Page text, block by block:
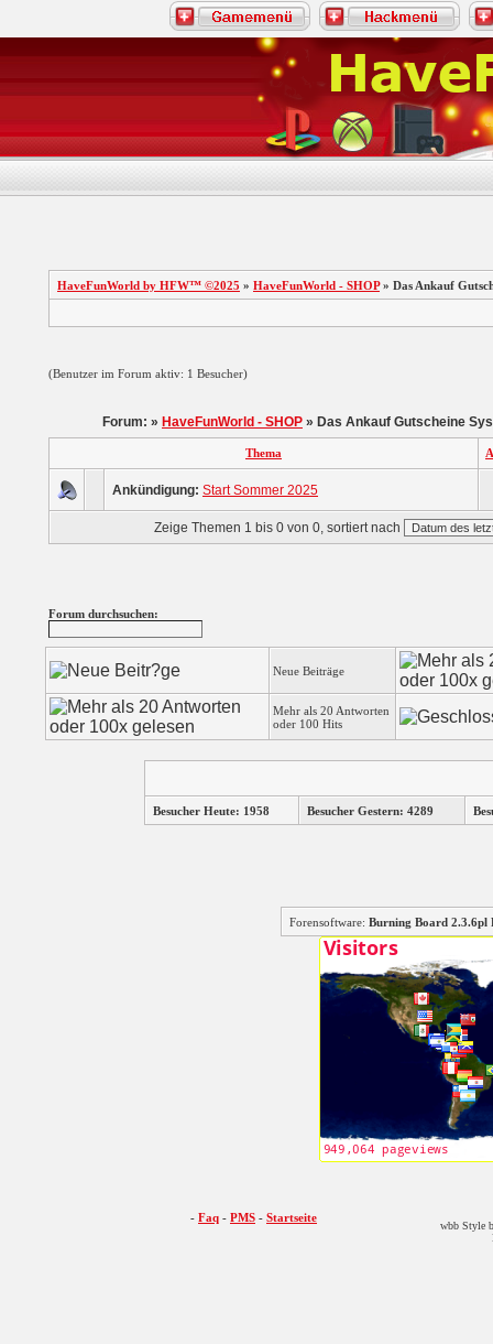
HaveFunWorld by HFW™ ©2025 » HaveFunWorld - SHOP» Das Ankauf
(Benutzer im Forum aktiv: 1 Besucher)
Forum: » HaveFunWorld - SHOP » Das Ankauf Gutscheine
Thema
Ankündigung: Start Sommer 2025
Zeige Themen 1 bis 0 von 0, sortiert nach
Forum durchsuchen:
Neue Beiträge
Mehr als 20 Antworten
oder 100 Hits
Besucher Heute: 1958 Besucher Gestern: 4289
Forensoftware: Burning Board
- Faq - PMS - Startseite
wbb Style